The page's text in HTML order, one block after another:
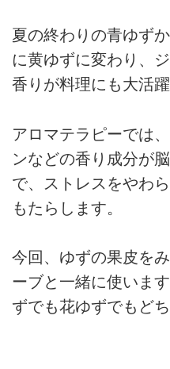
夏の終わりの青ゆず
に黄ゆずに変わり、
香りが料理にも大活躍
アロマテラピーでは
ンなどの香り成分が
で、ストレスをやわ
もたらします。
今回、ゆずの果皮を
ーブと一緒に使いま
ずでも花ゆずでもど